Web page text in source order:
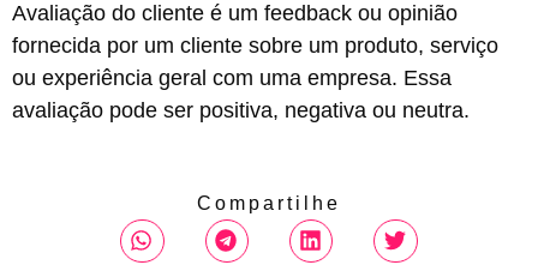
Avaliação do cliente é um feedback ou opinião
fornecida por um cliente sobre um produto, serviço
ou experiência geral com uma empresa. Essa
avaliação pode ser positiva, negativa ou neutra.
Compartilhe